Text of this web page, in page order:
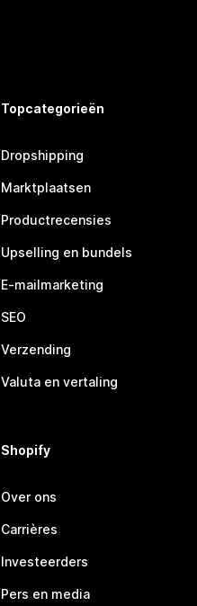
Topcategorieën
Dropshipping
Marktplaatsen
Productrecensies
Upselling en bundels
E-mailmarketing
SEO
Verzending
Valuta en vertaling
Shopify
Over ons
Carrières
Investeerders
Pers en media